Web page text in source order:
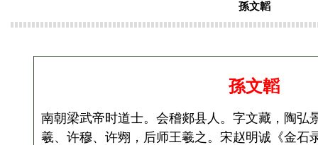
孫文韜
孫文韜
南朝梁武帝时道士。会稽郯县人。字文藏，陶弘
羲、许穆、许翙，后师王羲之。宋赵明诚《金石